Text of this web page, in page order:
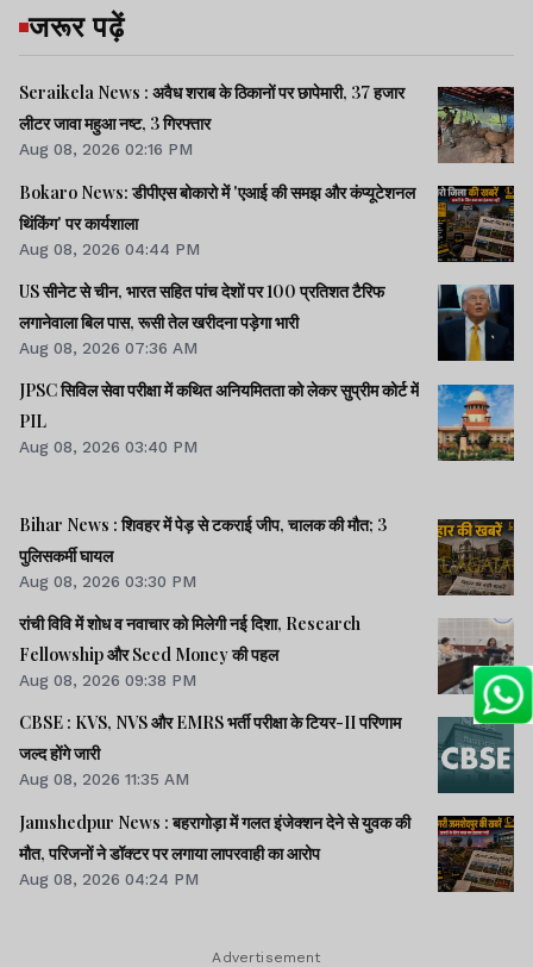
जरूर पढ़ें
Seraikela News : अवैध शराब के ठिकानों पर छापेमारी, 37 हजार
लीटर जावा महुआ नष्ट, 3 गिरफ्तार
Aug 08, 2026 02:16 PM
Bokaro News: डीपीएस बोकारो में 'एआई की समझ और कंप्यूटेशनल
थिंकिंग' पर कार्यशाला
Aug 08, 2026 04:44 PM
US सीनेट से चीन, भारत सहित पांच देशों पर 100 प्रतिशत टैरिफ
लगानेवाला बिल पास, रूसी तेल खरीदना पड़ेगा भारी
Aug 08, 2026 07:36 AM
JPSC सिविल सेवा परीक्षा में कथित अनियमितता को लेकर सुप्रीम कोर्ट में
PIL
Aug 08, 2026 03:40 PM
Bihar News : शिवहर में पेड़ से टकराई जीप, चालक की मौत; 3
पुलिसकर्मी घायल
Aug 08, 2026 03:30 PM
रांची विवि में शोध व नवाचार को मिलेगी नई दिशा, Research
Fellowship और Seed Money की पहल
Aug 08, 2026 09:38 PM
CBSE : KVS, NVS और EMRS भर्ती परीक्षा के टियर-II परिणाम
जल्द होंगे जारी
Aug 08, 2026 11:35 AM
Jamshedpur News : बहरागोड़ा में गलत इंजेक्शन देने से युवक की
मौत, परिजनों ने डॉक्टर पर लगाया लापरवाही का आरोप
Aug 08, 2026 04:24 PM
Advertisement